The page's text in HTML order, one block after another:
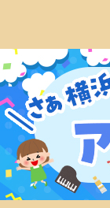
の
リ
ン
ク
へ
キ
ッ
プ